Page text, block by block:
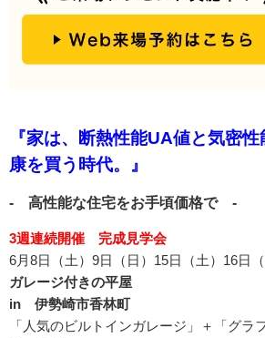
『家は、断熱性能UA値と気密
康を買う時代。』
- 高性能な住宅をお手頃価格で -
3週連続開催 完成見学会
6月8日（土）9日（日）15日（土）16日（
ガレージ付きの平屋
in 伊勢崎市香林町
「人気のビルトインガレージ」＋「グラ